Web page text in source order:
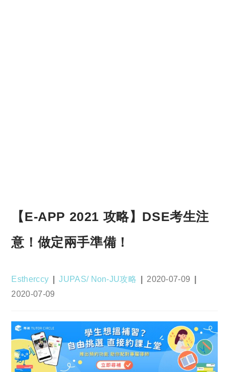
【E-APP 2021 攻略】DSE考生注
意！做定兩手準備！
Post
author:
Estherccy
Post
JUPAS/ Non-JU攻略
Post
2020-07-09
Post
2020-07-09